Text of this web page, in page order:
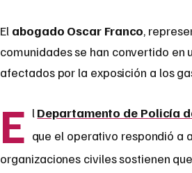
El abogado Oscar Franco,
comunidades se han convertido en
afectados por la exposición a los
E l Departamento de Policía
que el operativo respondió a
organizaciones civiles sostienen